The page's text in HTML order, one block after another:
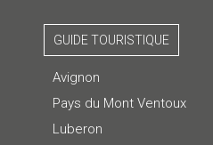
GUIDE TOURISTIQUE
Avignon
Pays du Mont Ventoux
Luberon